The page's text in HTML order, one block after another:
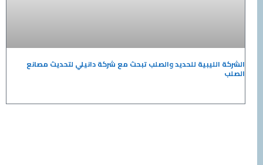
للحديد والصلب تبحث مع شركة دانيلي لتحديث مصانع